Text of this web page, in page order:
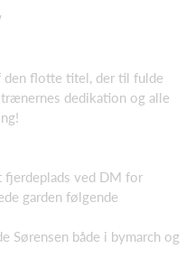
flotte titel, der til fulde
dedikation og alle
ved DM for
garden følgende
Sørensen både i bymarch og